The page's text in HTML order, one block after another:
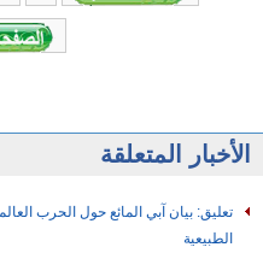
الأخبار المتعلقة
تعليق: بيان آبي المائع حول الحرب
الطبيعية